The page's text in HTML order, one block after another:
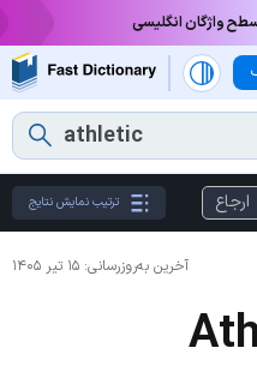
واژگان انگلیسی
ارجاع ترتیب نمایش نتایج
آخرین به‌روزرسانی: ۱۵ تیر ۱۴۰۵